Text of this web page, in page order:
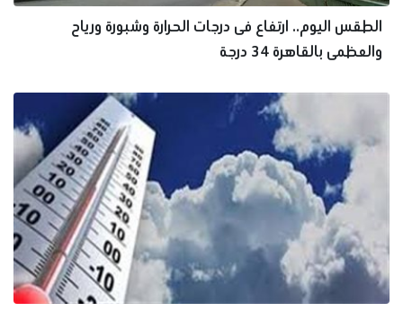
الطقس اليوم.. ارتفاع فى درجات الحرارة وشبورة ورياح
والعظمى بالقاهرة 34 درجة